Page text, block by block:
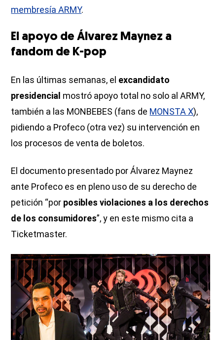
membresía ARMY.
El apoyo de Álvarez Maynez a
fandom de K-pop
En las últimas semanas, el excandidato
presidencial mostró apoyo total no solo al ARMY,
también a las MONBEBES (fans de MONSTA X),
pidiendo a Profeco (otra vez) su intervención en
los procesos de venta de boletos.
El documento presentado por Álvarez Maynez
ante Profeco es en pleno uso de su derecho de
petición “por posibles violaciones a los derechos
de los consumidores”, y en este mismo cita a
Ticketmaster.